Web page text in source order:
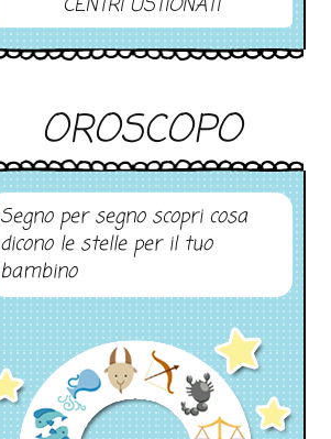
CENTRI USTIONATI
OROSCOPO
Segno per segno scopri cosa
dicono le stelle per il tuo
bambino